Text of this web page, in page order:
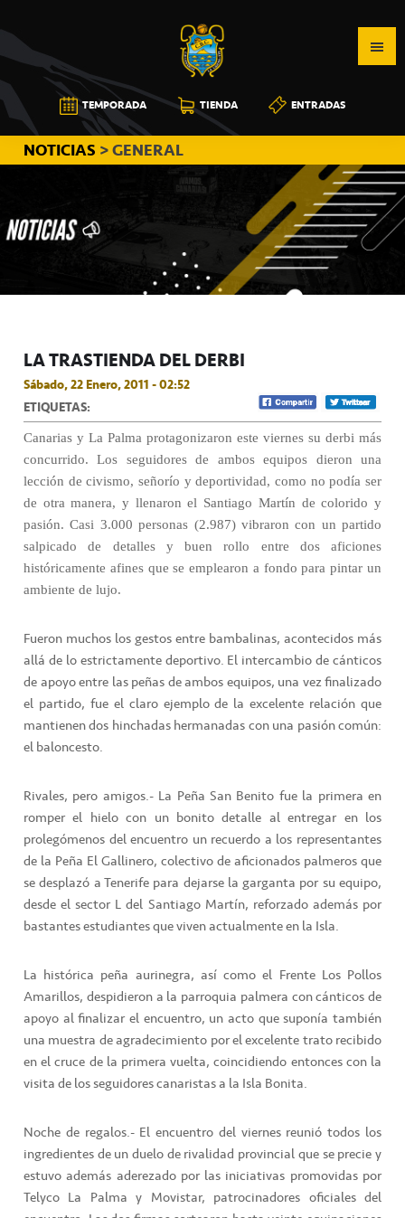
a
la
navegación
principal
al
contenido
principal
a
la
barra
lateral
principal
CB
CANARIAS
TEMPORADA TIENDA ENTRADAS
NOTICIAS > GENERAL
LA TRASTIENDA DEL DERBI
Sábado, 22 Enero, 2011 - 02:52
ETIQUETAS:
Canarias y La Palma protagonizaron este viernes su derbi más
concurrido. Los seguidores de ambos equipos dieron una
lección de civismo, señorío y deportividad, como no podía ser
de otra manera, y llenaron el Santiago Martín de colorido y
pasión. Casi 3.000 personas (2.987) vibraron con un partido
salpicado de detalles y buen rollo entre dos aficiones
históricamente afines que se emplearon a fondo para pintar un
ambiente de lujo.
Fueron muchos los gestos entre bambalinas, acontecidos más
allá de lo estrictamente deportivo. El intercambio de cánticos
de apoyo entre las peñas de ambos equipos, una vez finalizado
el partido, fue el claro ejemplo de la excelente relación que
mantienen dos hinchadas hermanadas con una pasión común:
el baloncesto.
Rivales, pero amigos.- La Peña San Benito fue la primera en
romper el hielo con un bonito detalle al entregar en los
prolegómenos del encuentro un recuerdo a los representantes
de la Peña El Gallinero, colectivo de aficionados palmeros que
se desplazó a Tenerife para dejarse la garganta por su equipo,
desde el sector L del Santiago Martín, reforzado además por
bastantes estudiantes que viven actualmente en la Isla.
La histórica peña aurinegra, así como el Frente Los Pollos
Amarillos, despidieron a la parroquia palmera con cánticos de
apoyo al finalizar el encuentro, un acto que suponía también
una muestra de agradecimiento por el excelente trato recibido
en el cruce de la primera vuelta, coincidiendo entonces con la
visita de los seguidores canaristas a la Isla Bonita.
Noche de regalos.- El encuentro del viernes reunió todos los
ingredientes de un duelo de rivalidad provincial que se precie y
estuvo además aderezado por las iniciativas promovidas por
Telyco La Palma y Movistar, patrocinadores oficiales del